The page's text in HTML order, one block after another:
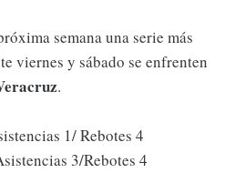
semana una serie más
viernes y sábado se enfrenten
.
1/ Rebotes 4
3/Rebotes 4